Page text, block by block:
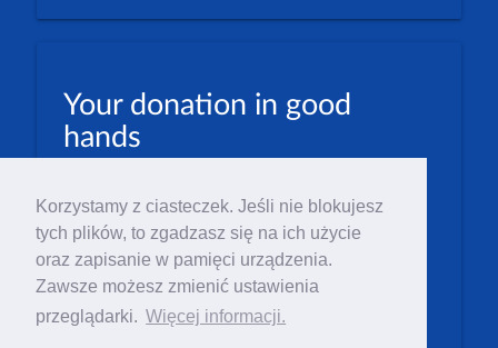
Korzystamy z ciasteczek. Jeśli nie blokujesz
tych plików, to zgadzasz się na ich użycie
oraz zapisanie w pamięci urządzenia.
Zawsze możesz zmienić ustawienia
przeglądarki. Więcej informacji.
Your donation in good
hands
EUR: 23 1600 1462 1884 8633 6000 0004
Numer IBAN: PL23 1 600 1462 1884 8633 6000
0004
Numer BIC/SWIFT: PPABPLPK